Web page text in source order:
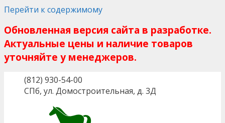
Перейти к содержимому
Обновленная версия сайта в разработке.
Актуальные цены и наличие товаров
уточняйте у менеджеров.
(812) 930-54-00
СПб, ул. Домостроительная, д. 3Д